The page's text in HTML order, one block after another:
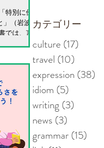
」（岩波国
われるが
​カテゴリー
culture (17)
travel (10)
expression (38)
idiom (5)
writing (3)
news (3)
grammar (15)